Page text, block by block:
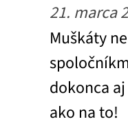
21. marca
Muškáty
dokonca
ako na to!